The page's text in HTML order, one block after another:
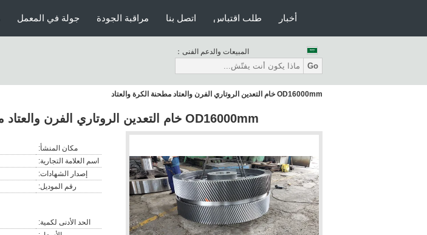
جولة في المعمل مراقبة الجودة اتصل بنا طلب اقتباس أخبار
المبيعات والدعم الفنى：
Go
OD16000mm خام التعدين الروتاري الفرن والعتاد مطحنة الكرة والعتاد
OD16000mm خام التعدين الروتاري الفرن والعتاد مطحنة الكرة والعتاد
مكان المنشأ:
اسم العلامة التجارية:
إصدار الشهادات:
رقم الموديل:
الحد الأدنى لكمية: